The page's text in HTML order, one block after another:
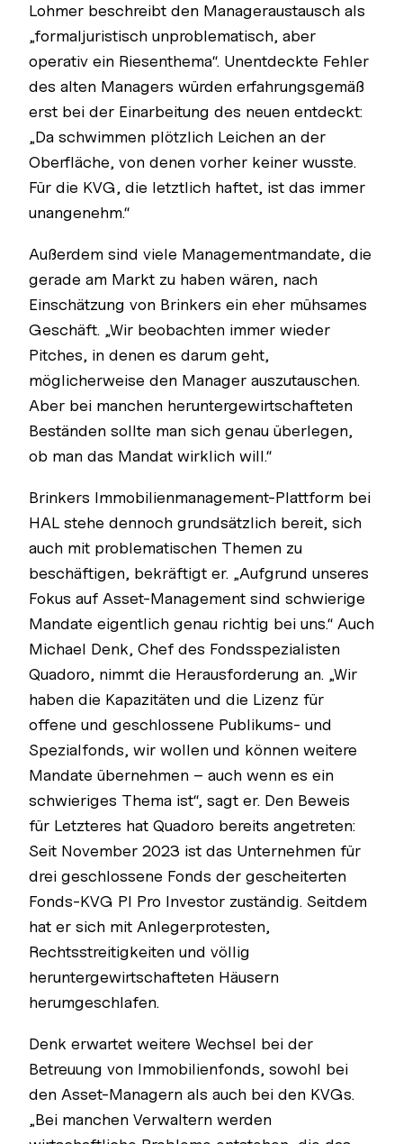
Lohmer beschreibt den Manageraustausch als
„formaljuristisch unproblematisch, aber
operativ ein Riesenthema“. Unentdeckte Fehler
des alten Managers würden erfahrungsgemäß
erst bei der Einarbeitung des neuen entdeckt:
„Da schwimmen plötzlich Leichen an der
Oberfläche, von denen vorher keiner wusste.
Für die KVG, die letztlich haftet, ist das immer
unangenehm.“
Außerdem sind viele Managementmandate, die
gerade am Markt zu haben wären, nach
Einschätzung von Brinkers ein eher mühsames
Geschäft. „Wir beobachten immer wieder
Pitches, in denen es darum geht,
möglicherweise den Manager auszutauschen.
Aber bei manchen heruntergewirtschafteten
Beständen sollte man sich genau überlegen,
ob man das Mandat wirklich will.“
Brinkers Immobilienmanagement-Plattform bei
HAL stehe dennoch grundsätzlich bereit, sich
auch mit problematischen Themen zu
beschäftigen, bekräftigt er. „Aufgrund unseres
Fokus auf Asset-Management sind schwierige
Mandate eigentlich genau richtig bei uns.“ Auch
Michael Denk, Chef des Fondsspezialisten
Quadoro, nimmt die Herausforderung an. „Wir
haben die Kapazitäten und die Lizenz für
offene und geschlossene Publikums- und
Spezialfonds, wir wollen und können weitere
Mandate übernehmen – auch wenn es ein
schwieriges Thema ist“, sagt er. Den Beweis
für Letzteres hat Quadoro bereits angetreten:
Seit November 2023 ist das Unternehmen für
drei geschlossene Fonds der gescheiterten
Fonds-KVG PI Pro Investor zuständig. Seitdem
hat er sich mit Anlegerprotesten,
Rechtsstreitigkeiten und völlig
heruntergewirtschafteten Häusern
herumgeschlafen.
Denk erwartet weitere Wechsel bei der
Betreuung von Immobilienfonds, sowohl bei
den Asset-Managern als auch bei den KVGs.
„Bei manchen Verwaltern werden